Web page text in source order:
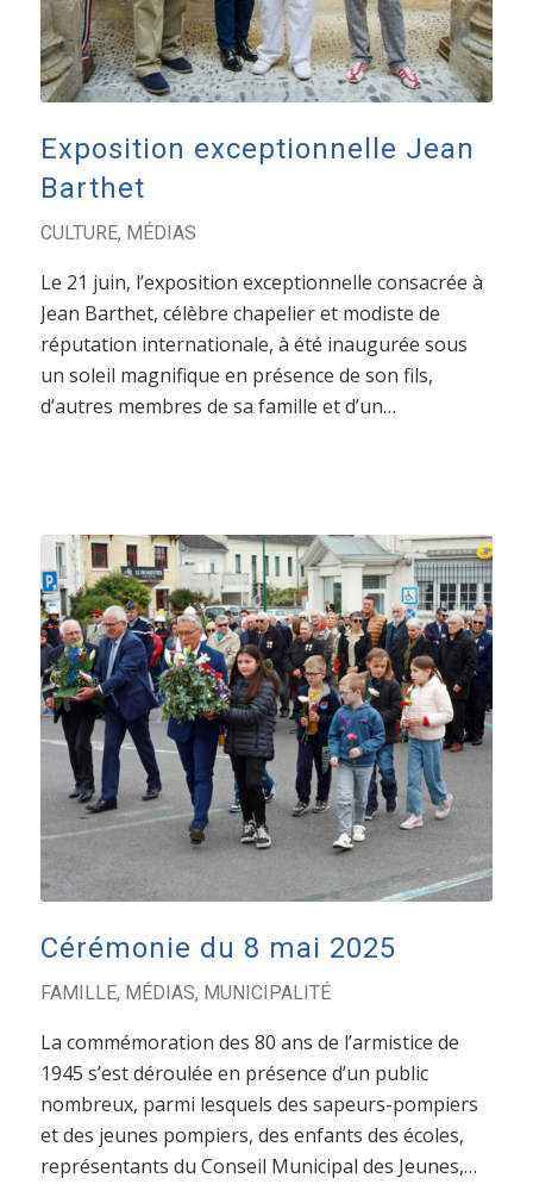
Exposition exceptionnelle Jean
Barthet
CULTURE, MÉDIAS
Le 21 juin, l’exposition exceptionnelle consacrée à
Jean Barthet, célèbre chapelier et modiste de
réputation internationale, à été inaugurée sous
un soleil magnifique en présence de son fils,
d’autres membres de sa famille et d’un…
Cérémonie du 8 mai 2025
FAMILLE, MÉDIAS, MUNICIPALITÉ
La commémoration des 80 ans de l’armistice de
1945 s’est déroulée en présence d’un public
nombreux, parmi lesquels des sapeurs-pompiers
et des jeunes pompiers, des enfants des écoles,
représentants du Conseil Municipal des Jeunes,…